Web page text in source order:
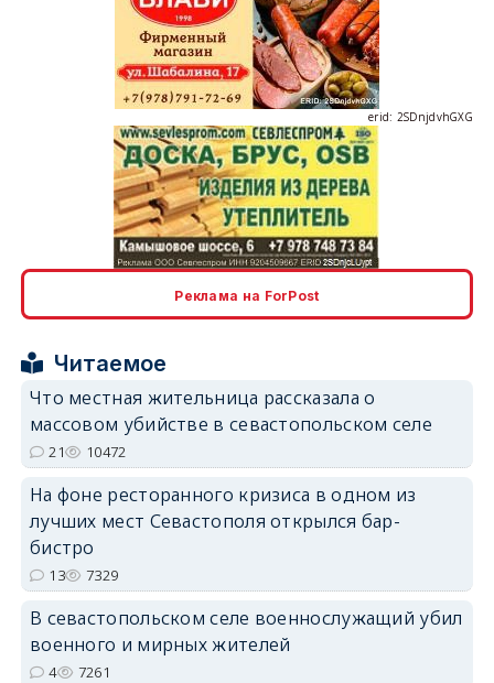
erid: 2SDnjdvhGXG
erid: 2SDnjcLUypt
erid: 2SDnjdPjgYS
Реклама на ForPost
Читаемое
Что местная жительница рассказала о
массовом убийстве в севастопольском селе
21 10472
На фоне ресторанного кризиса в одном из
лучших мест Севастополя открылся бар-
бистро
13 7329
В севастопольском селе военнослужащий убил
военного и мирных жителей
4 7261